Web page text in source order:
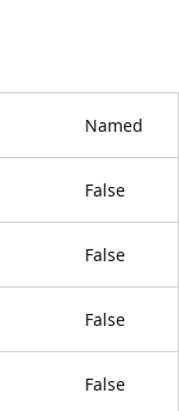
Named
False
False
False
False